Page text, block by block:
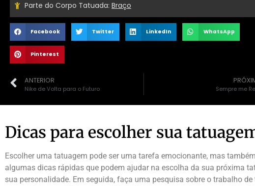
Parte do Corpo Tatuada: Braço
Facebook Twitter LinkedIn WhatsApp
Pinterest
ANTERIOR
Nike de Volta para o Futuro Sempre me
Dicas para escolher sua
Escolher uma tatuagem pode ser uma tarefa emocionante, mas
algumas dicas rápidas que podem ajudar na escolha da sua próxima
sua personalidade. Em seguida, faça uma pesquisa sobre o trabalho